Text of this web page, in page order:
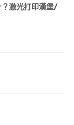
？激光打印漢堡/